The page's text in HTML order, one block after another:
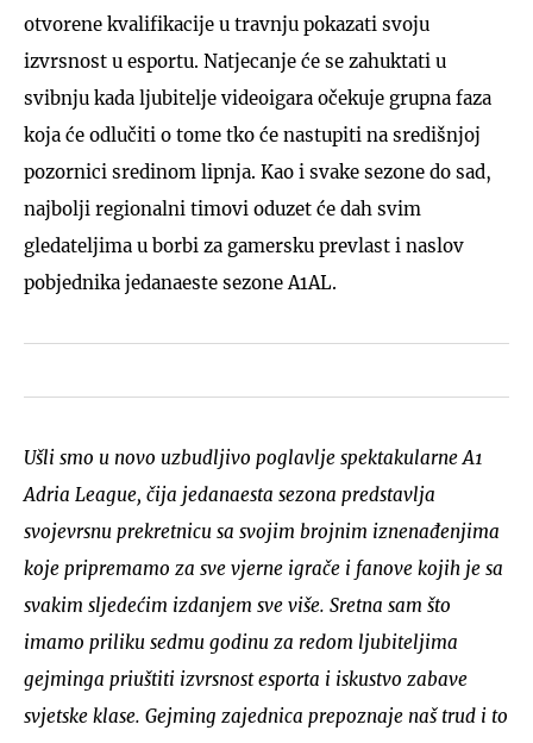
otvorene kvalifikacije u travnju pokazati svoju
izvrsnost u esportu. Natjecanje će se zahuktati u
svibnju kada ljubitelje videoigara očekuje grupna faza
koja će odlučiti o tome tko će nastupiti na središnjoj
pozornici sredinom lipnja. Kao i svake sezone do sad,
najbolji regionalni timovi oduzet će dah svim
gledateljima u borbi za gamersku prevlast i naslov
pobjednika jedanaeste sezone A1AL.
Ušli smo u novo uzbudljivo poglavlje spektakularne A1
Adria League, čija jedanaesta sezona predstavlja
svojevrsnu prekretnicu sa svojim brojnim iznenađenjima
koje pripremamo za sve vjerne igrače i fanove kojih je sa
svakim sljedećim izdanjem sve više. Sretna sam što
imamo priliku sedmu godinu za redom ljubiteljima
gejminga priuštiti izvrsnost esporta i iskustvo zabave
svjetske klase. Gejming zajednica prepoznaje naš trud i to